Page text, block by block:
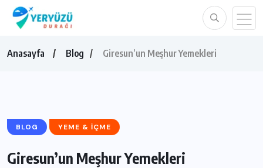
Anasayfa Blog Giresun’un Meşhur Yemekleri
BLOG YEME & İÇME
Giresun’un Meşhur Yemekleri